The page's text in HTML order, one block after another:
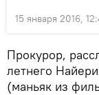
15 января 2016,
Прокурор,
летнего
(маньяк из